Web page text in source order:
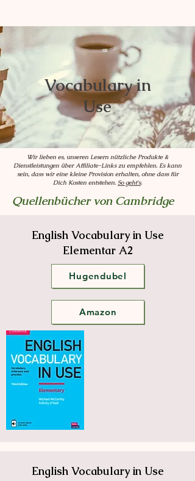
Vocabulary in
Use
Wir lieben es, unseren Lesern nützliche Produkte &
Dienstleistungen über Affiliate-Links zu empfehlen. Es kann
sein, dass wir eine kleine Provision erhalten, ohne dass für
Dich Kosten entstehen. So geht's.
Quellenbücher von Cambridge
English Vocabulary in Use
Elementar A2
Hugendubel
Amazon
English Vocabulary in Use